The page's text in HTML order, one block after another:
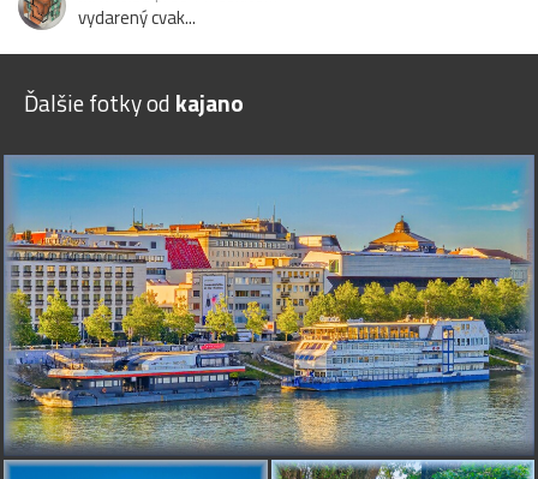
vydarený cvak...
Ďalšie fotky od kajano